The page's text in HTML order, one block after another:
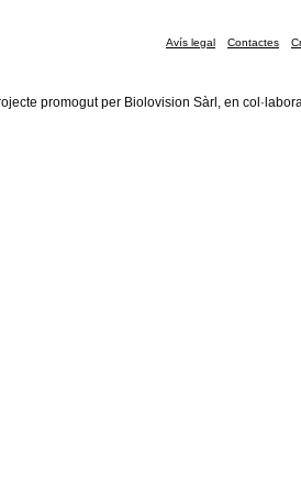
Avís legal Contactes
promogut per Biolovision Sàrl, en